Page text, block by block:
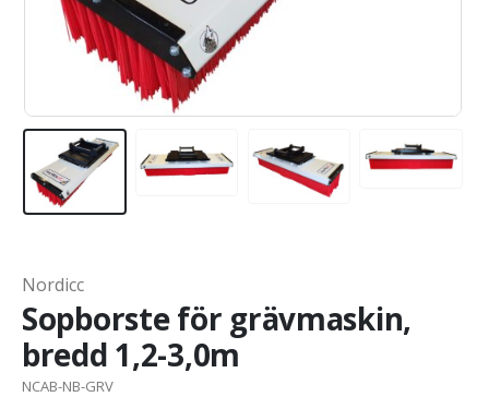
Nordicc
Sopborste för grävmaskin,
bredd 1,2-3,0m
NCAB-NB-GRV